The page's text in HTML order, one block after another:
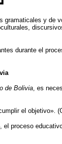
gramaticales y de
durante el
de Bolivia , es
el objetivo».
proceso